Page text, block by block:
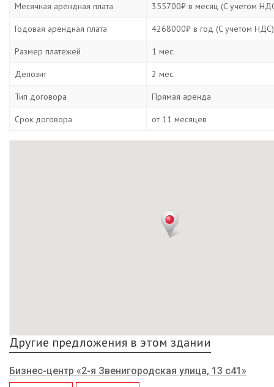
Месячная арендная плата 355700₽ в месяц (C учетом
Годовая арендная плата 4268000₽ в год (C учетом НДС)
Размер платежей 1 мес.
Депозит 2 мес.
Тип договора Прямая аренда
Срок договора от 11 месяцев
Другие предложения в этом здании
Бизнес-центр «2-я Звенигородская улица, 13 с41»